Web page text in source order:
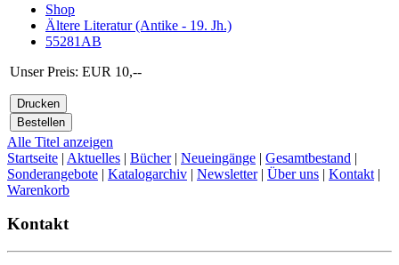
Shop
Ältere Literatur (Antike - 19. Jh.)
55281AB
Unser Preis: EUR 10,--
Alle Titel anzeigen
Startseite | Aktuelles | Bücher| Neueingänge | Gesamtbestand |
Sonderangebote | Katalogarchiv | Newsletter| Über uns | Kontakt |
Warenkorb
Kontakt